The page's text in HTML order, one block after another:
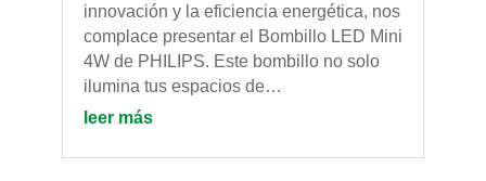
innovación y la eficiencia energética, nos
complace presentar el Bombillo LED Mini
4W de PHILIPS. Este bombillo no solo
ilumina tus espacios de…
leer más